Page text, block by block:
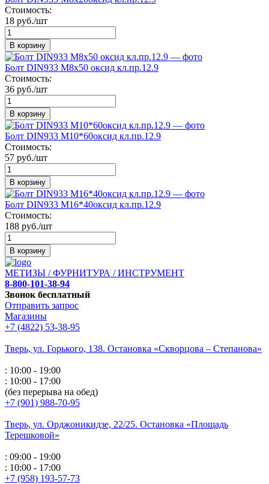
Стоимость:
18 руб./шт
В корзину
Болт DIN933 М8х50 оксид кл.пр.12.9
Стоимость:
36 руб./шт
В корзину
Болт DIN933 М10*60оксид кл.пр.12.9
Стоимость:
57 руб./шт
В корзину
Болт DIN933 М16*40оксид кл.пр.12.9
Стоимость:
188 руб./шт
В корзину
МЕТИЗЫ / ФУРНИТУРА / ИНСТРУМЕНТ
8-800-101-38-94
Звонок бесплатный
Отправить запрос
Магазины
+7 (4822) 53-38-95
Тверь, ул. Горького, 138. Остановка «Скворцова – Степанова»
: 10:00 - 19:00
: 10:00 - 17:00
(без перерыва на обед)
+7 (901) 988-70-95
Тверь, ул. Орджоникидзе, 22/25. Остановка «Площадь
Терешковой»
: 09:00 - 19:00
: 10:00 - 17:00
+7 (958) 193-57-73